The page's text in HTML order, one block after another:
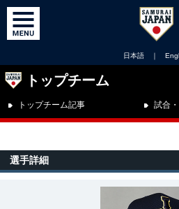
日本語 ｜
トップチーム
トップチーム記事 試合
選手詳細